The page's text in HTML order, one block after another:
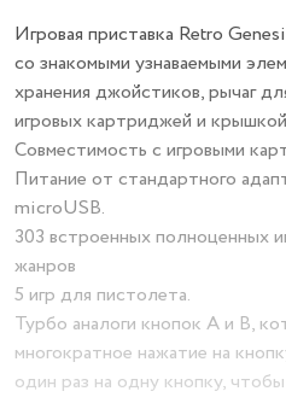
Игровая приставка Retro
со знакомыми узнаваемыми
хранения джойстиков, рычаг
игровых картриджей и
Совместимость с игровыми
Питание от стандартного
microUSB.
303 встроенных полноценных
жанров
5 игр для пистолета.
Турбо аналоги кнопок A и B,
многократное нажатие на
один раз на одну кнопку,